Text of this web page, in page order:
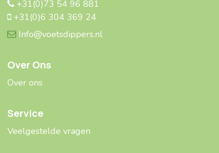
+31(0)73 54 96 881
+31(0)6 304 369 24
Info@voetsdippers.nl
Over Ons
Over ons
Service
Veelgestelde ​​vragen